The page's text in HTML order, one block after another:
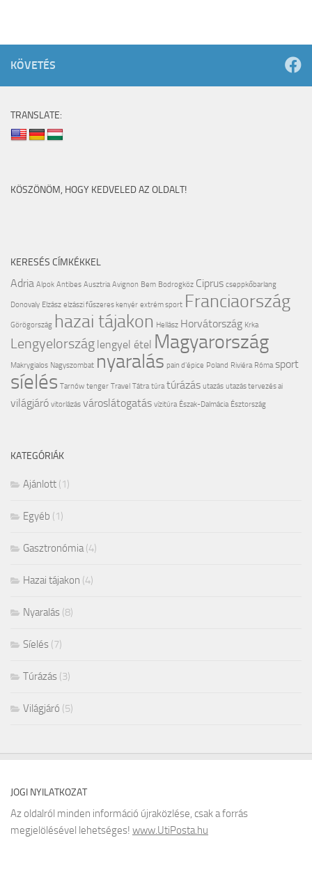
KÖVETÉS
TRANSLATE:
KÖSZÖNÖM, HOGY KEDVELED AZ OLDALT!
KERESÉS CÍMKÉKKEL
Adria Alpok Antibes Ausztria Avignon Bem Bodrogköz Ciprus cseppkőbarlang
Donovaly Elzász elzászi fűszeres kenyér extrém sport Franciaország
Görögország hazai tájakon Hellász Horvátország Krka
Lengyelország lengyel étel Magyarország
Makrygialos Nagyszombat nyaralás pain d'épice Poland Riviéra Róma sport
síelés Tarnów tenger Travel Tátra túra túrázás utazás utazás tervezés ai
világjáró vitorlázás városlátogatás vízitúra Észak-Dalmácia Észtország
KATEGÓRIÁK
Ajánlott (1)
Egyéb (1)
Gasztronómia(4)
Hazai tájakon (4)
Nyaralás (8)
Síelés (7)
Túrázás (3)
Világjáró (5)
JOGI NYILATKOZAT
Az oldalról minden információ újraközlése, csak a forrás
megjelölésével lehetséges! www.UtiPosta.hu